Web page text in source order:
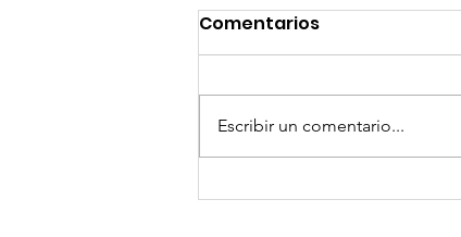
GoMapTravelByFraveo
Comentarios
Escribir un comentario...